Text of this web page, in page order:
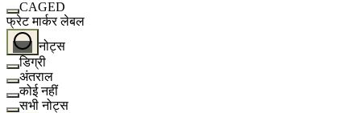
CAGED
फ्रेट मार्कर लेबल
नोट्स
डिग्री
अंतराल
कोई नहीं
सभी नोट्स